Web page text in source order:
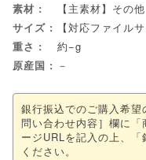
素材
【主素材】その他
サイズ
【対応ファイル
重さ
約−g
原産国
－
銀行振込でのご購入希望
問い合わせ内容］欄に
ージURLを記入の上、
ください。